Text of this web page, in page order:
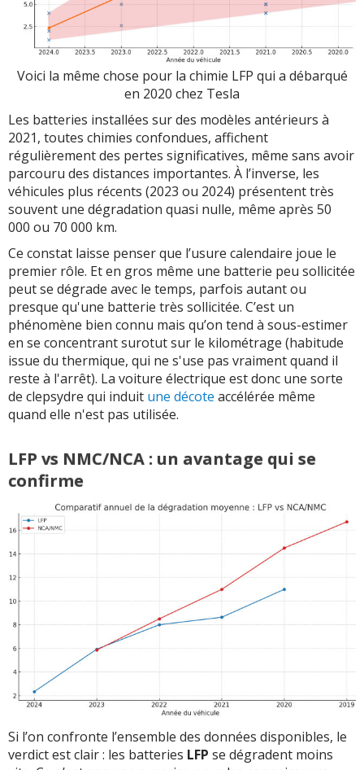
Voici la même chose pour la chimie LFP qui a débarqué
en 2020 chez Tesla
Les batteries installées sur des modèles antérieurs à
2021, toutes chimies confondues, affichent
régulièrement des pertes significatives, même sans avoir
parcouru des distances importantes. À l’inverse, les
véhicules plus récents (2023 ou 2024) présentent très
souvent une dégradation quasi nulle, même après 50
000 ou 70 000 km.
Ce constat laisse penser que l’usure calendaire joue le
premier rôle. Et en gros même une batterie peu sollicitée
peut se dégrade avec le temps, parfois autant ou
presque qu'une batterie très sollicitée. C’est un
phénomène bien connu mais qu’on tend à sous-estimer
en se concentrant surotut sur le kilométrage (habitude
issue du thermique, qui ne s'use pas vraiment quand il
reste à l'arrêt). La voiture électrique est donc une sorte
de clepsydre qui induit une décote accélérée même
quand elle n'est pas utilisée.
LFP vs NMC/NCA : un avantage qui se
confirme
Si l’on confronte l’ensemble des données disponibles, le
verdict est clair : les batteries LFP se dégradent moins